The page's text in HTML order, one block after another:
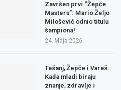
Završen prvi “Žepče
Masters”: Mario Željo
Milošević odnio titulu
šampiona!
24. Maja 2026.
Tešanj, Žepče i Vareš:
Kada mladi biraju
znanje, zdravlje i